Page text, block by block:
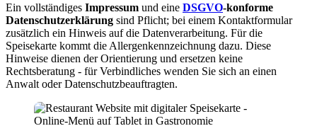
Ein vollständiges Impressum und eine DSGVO-konforme
Datenschutzerklärung sind Pflicht; bei einem Kontaktformular
zusätzlich ein Hinweis auf die Datenverarbeitung. Für die
Speisekarte kommt die Allergenkennzeichnung dazu. Diese
Hinweise dienen der Orientierung und ersetzen keine
Rechtsberatung - für Verbindliches wenden Sie sich an einen
Anwalt oder Datenschutzbeauftragten.